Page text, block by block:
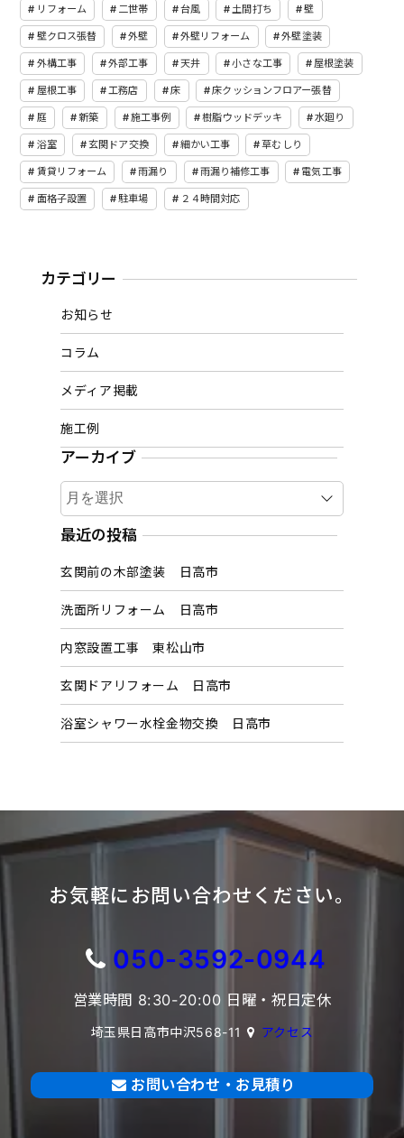
リフォーム 二世帯 台風 土間打ち 壁
壁クロス張替 外壁 外壁リフォーム 外壁塗装
外構工事 外部工事 天井 小さな工事 屋根塗装
屋根工事 工務店 床 床クッションフロアー張替
庭 新築 施工事例 樹脂ウッドデッキ 水廻り
浴室 玄関ドア交換 細かい工事 草むしり
賃貸リフォーム 雨漏り 雨漏り補修工事 電気工事
面格子設置 駐車場 ２４時間対応
カテゴリー
お知らせ
コラム
メディア掲載
施工例
アーカイブ
ア
ー
カ
ブ
最近の投稿
玄関前の木部塗装 日高市
洗面所リフォーム 日高市
内窓設置工事 東松山市
玄関ドアリフォーム 日高市
浴室シャワー水栓金物交換 日高市
お気軽にお問い合わせください。
050-3592-0944
営業時間 8:30-20:00 日曜・祝日定休
埼玉県日高市中沢568-11 アクセス
お問い合わせ・お見積り